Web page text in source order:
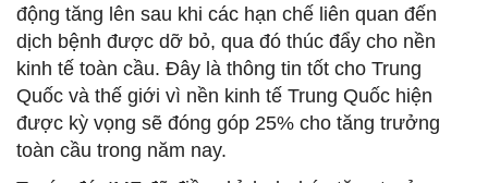
động tăng lên sau khi các hạn chế liên quan đến
dịch bệnh được dỡ bỏ, qua đó thúc đẩy cho nền
kinh tế toàn cầu. Đây là thông tin tốt cho Trung
Quốc và thế giới vì nền kinh tế Trung Quốc hiện
được kỳ vọng sẽ đóng góp 25% cho tăng trưởng
toàn cầu trong năm nay.